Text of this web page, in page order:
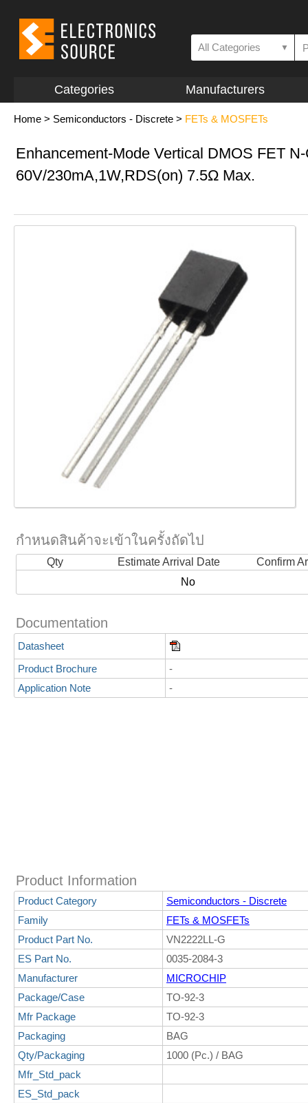
All Categories ▼
Categories Manufacturers
Home > Semiconductors - Discrete > FETs & MOSFETs
Enhancement-Mode Vertical DMOS FET
60V/230mA,1W,RDS(on) 7.5Ω Max.
กำหนดสินค้าจะเข้าในครั้งถัดไป
Qty Estimate Arrival Date
Confirm
No
Documentation
Datasheet
Product Brochure
-
Application Note
-
Product Information
Product Category
Semiconductors - Discrete
Family
FETs & MOSFETs
Product Part No.
VN2222LL-G
ES Part No.
0035-2084-3
Manufacturer
MICROCHIP
Package/Case
TO-92-3
Mfr Package
TO-92-3
Packaging
BAG
Qty/Packaging
1000 (Pc.) / BAG
Mfr_Std_pack
ES_Std_pack